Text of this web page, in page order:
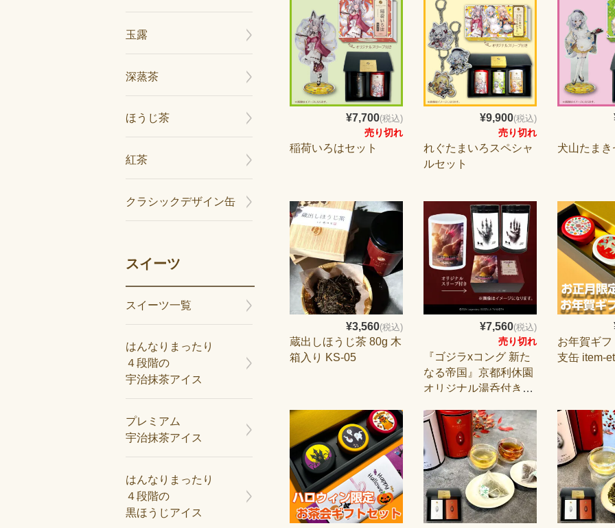
¥7,700(税込)
売り切れ
稲荷いろはセット
¥9,900(税込)
売り切れ
れぐたまいろスペシャ
ルセット
犬山たまき
¥3,560(税込)
蔵出しほうじ茶 80g 木
箱入り KS-05
¥7,560(税込)
売り切れ
『ゴジラxコング 新た
なる帝国』京都利休園
オリジナル湯呑付きお
お年賀ギ
支缶 item-
玉露
深蒸茶
ほうじ茶
紅茶
クラシックデザイン缶
スイーツ
スイーツ一覧
はんなりまったり
４段階の
宇治抹茶アイス
プレミアム
宇治抹茶アイス
はんなりまったり
４段階の
黒ほうじアイス